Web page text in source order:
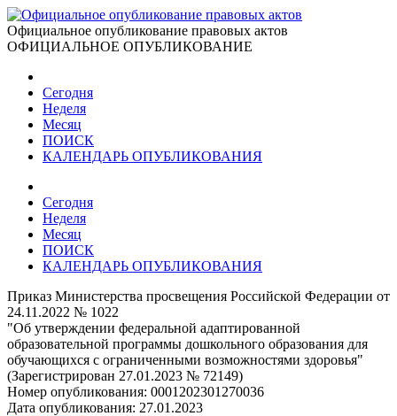
Официальное опубликование правовых актов
ОФИЦИАЛЬНОЕ ОПУБЛИКОВАНИЕ
Сегодня
Неделя
Месяц
ПОИСК
КАЛЕНДАРЬ ОПУБЛИКОВАНИЯ
Сегодня
Неделя
Месяц
ПОИСК
КАЛЕНДАРЬ ОПУБЛИКОВАНИЯ
Приказ Министерства просвещения Российской Федерации от
24.11.2022 № 1022
"Об утверждении федеральной адаптированной
образовательной программы дошкольного образования для
обучающихся с ограниченными возможностями здоровья"
(Зарегистрирован 27.01.2023 № 72149)
Номер опубликования: 0001202301270036
Дата опубликования: 27.01.2023